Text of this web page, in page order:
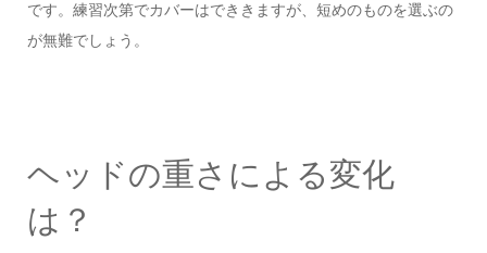
です。練習次第でカバーはでききますが、短めのものを選ぶの
が無難でしょう。
ヘッドの重さによる変化
は？